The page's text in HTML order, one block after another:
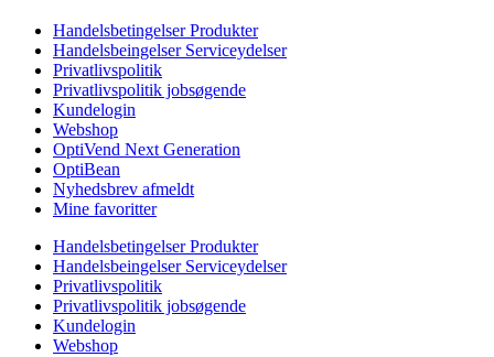
Handelsbetingelser Produkter
Handelsbeingelser Serviceydelser
Privatlivspolitik
Privatlivspolitik jobsøgende
Kundelogin
Webshop
OptiVend Next Generation
OptiBean
Nyhedsbrev afmeldt
Mine favoritter
Handelsbetingelser Produkter
Handelsbeingelser Serviceydelser
Privatlivspolitik
Privatlivspolitik jobsøgende
Kundelogin
Webshop